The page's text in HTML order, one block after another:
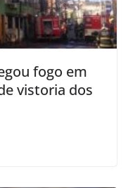
fogo em
vistoria dos